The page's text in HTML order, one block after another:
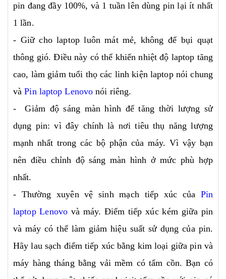
pin đang đầy 100%, và 1 tuần lên dùng pin lại ít nhất
1 lần.
- Giữ cho laptop luôn mát mẻ, không để bụi quạt
thông gió. Điều này có thể khiến nhiệt độ laptop tăng
cao, làm giảm tuổi thọ các linh kiện laptop nói chung
vàPin laptop Lenovo nói riêng.
- Giảm độ sáng màn hình để tăng thời lượng sử
dụng pin: vì đây chính là nơi tiêu thụ năng lượng
mạnh nhất trong các bộ phận của máy. Vì vậy bạn
nên điều chỉnh độ sáng màn hình ở mức phù hợp
nhất.
- Thường xuyên vệ sinh mạch tiếp xúc của Pin
laptop Lenovo và máy. Điểm tiếp xúc kém giữa pin
và máy có thể làm giảm hiệu suất sử dụng của pin.
Hãy lau sạch điểm tiếp xúc bằng kim loại giữa pin và
máy hàng tháng bằng vải mềm có tẩm cồn. Bạn có